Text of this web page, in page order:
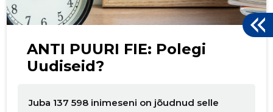
ANTI PUURI FIE: Polegi
Uudiseid?
Juba 137 598 inimeseni on jõudnud selle